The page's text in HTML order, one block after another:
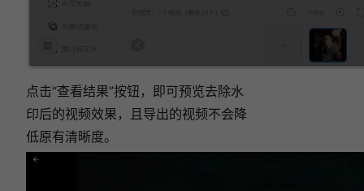
点击“查看结果”按钮，即可预览去除水
印后的视频效果，且导出的视频不会降
低原有清晰度。